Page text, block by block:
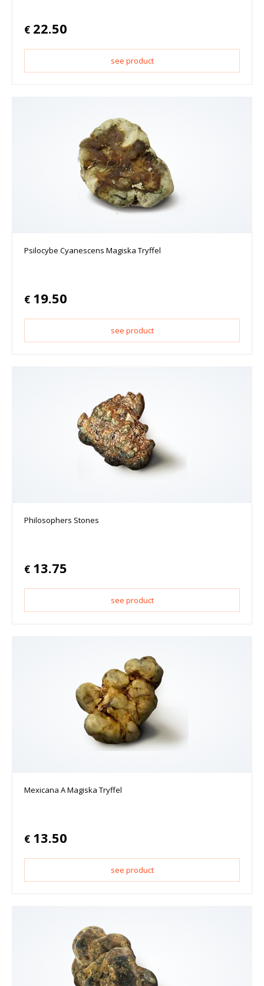
€ 22.50
see product
Psilocybe Cyanescens Magiska Tryffel
€ 19.50
see product
Philosophers Stones
€ 13.75
see product
Mexicana A Magiska Tryffel
€ 13.50
see product